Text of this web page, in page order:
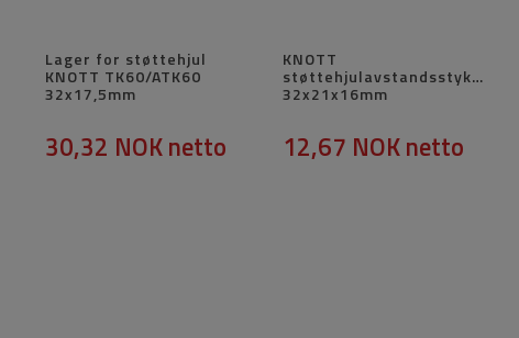
Lager for støttehjul
KNOTT TK60/ATK60
32x17,5mm
30,32 NOKnetto
KNOTT
støttehjulavstandsstykke
32x21x16mm
12,67 NOKnetto